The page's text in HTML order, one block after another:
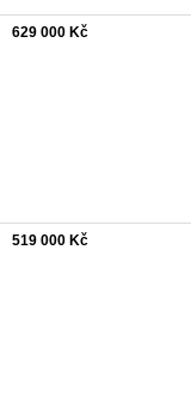
629 000 Kč
519 000 Kč